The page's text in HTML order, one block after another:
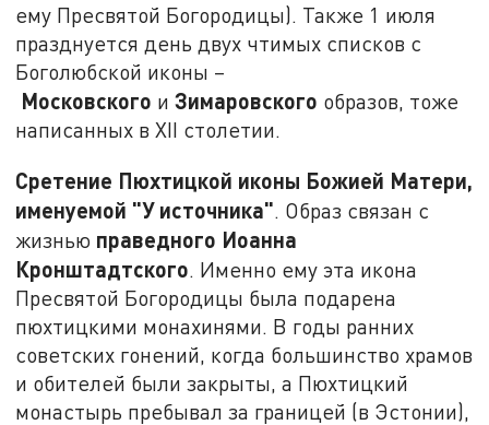
ему Пресвятой Богородицы). Также 1 июля
празднуется день двух чтимых списков с
Боголюбской иконы –
Московского иЗимаровского образов, тоже
написанных в XII столетии.
Сретение Пюхтицкой иконы Божией Матери,
именуемой "У источника". Образ связан с
жизнью праведного Иоанна
Кронштадтского. Именно ему эта икона
Пресвятой Богородицы была подарена
пюхтицкими монахинями. В годы ранних
советских гонений, когда большинство храмов
и обителей были закрыты, а Пюхтицкий
монастырь пребывал за границей (в Эстонии),